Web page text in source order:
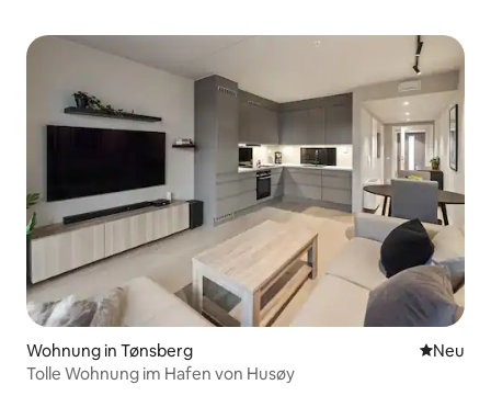
Wohnung in Tønsberg Neue
Neu
Tolle Wohnung im Hafen von Husøy